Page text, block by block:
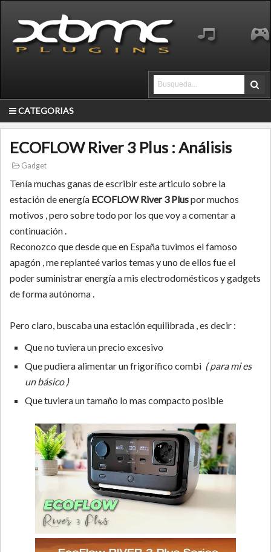
CATEGORIAS
ECOFLOW River 3 Plus : Análisis
Gadget
Tenía muchas ganas de escribir este articulo sobre la
estación de energía ECOFLOW River 3 Pluspor muchos
motivos , pero sobre todo por los que voy a comentar a
continuación .
Reconozco que desde que en España tuvimos el famoso
apagón , me replanteé varios temas y uno de ellos fue el
poder suministrar energía a mis electrodomésticos y gadgets
de forma autónoma .
Pero claro, buscaba una estación equilibrada , es decir :
Que no tuviera un precio excesivo
Que pudiera alimentar un frigorífico combi ( para mi es
un básico )
Que tuviera un tamaño lo mas compacto posible